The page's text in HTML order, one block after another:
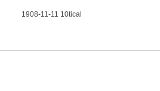
1908-11-11 10tical